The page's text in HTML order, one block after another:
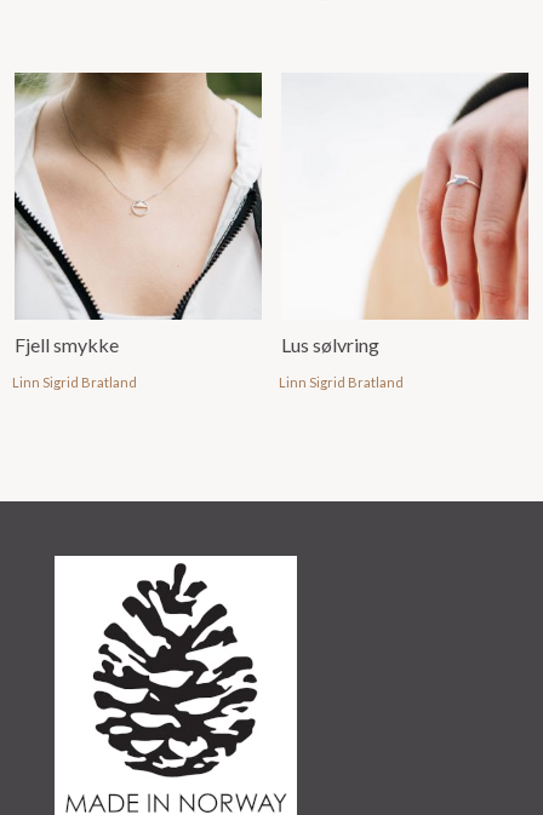
Fjell smykke
Linn Sigrid Bratland
Lus sølvring
Linn Sigrid Bratland